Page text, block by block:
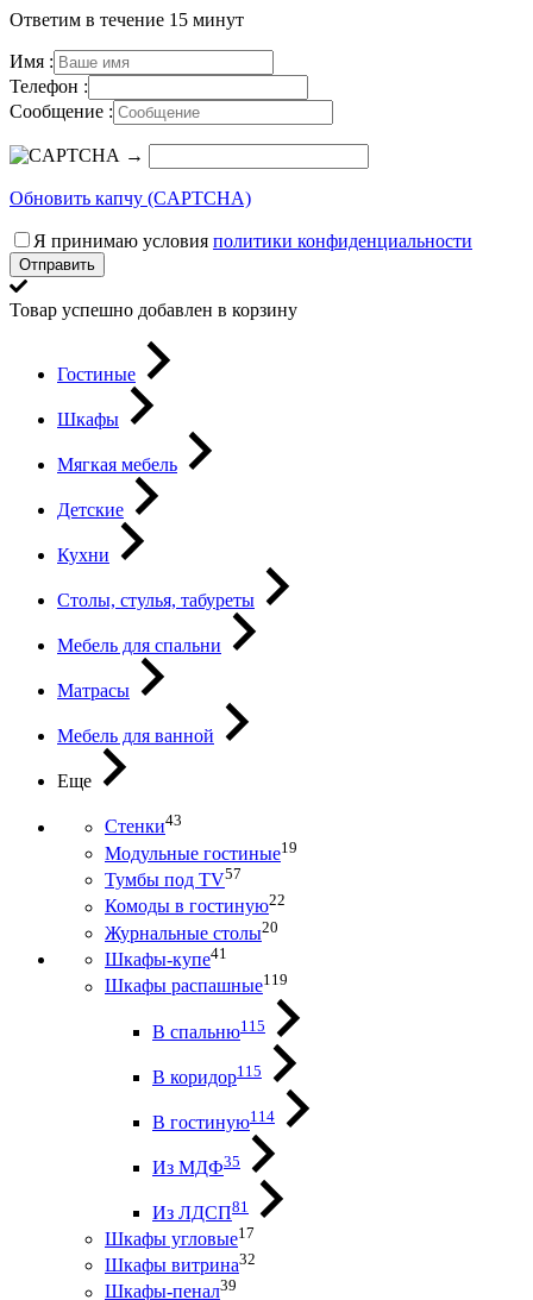
Ответим в течение 15 минут
Имя :
Телефон :
Сообщение :
→
Обновить капчу (CAPTCHA)
Я принимаю условия политики конфиденциальности
Отправить
Товар успешно добавлен в корзину
Гостиные
Шкафы
Мягкая мебель
Детские
Кухни
Столы, стулья, табуреты
Мебель для спальни
Матрасы
Мебель для ванной
Еще
Стенки43
Модульные гостиные19
Тумбы под ТV57
Комоды в гостиную22
Журнальные столы20
Шкафы-купе41
Шкафы распашные119
В спальню115
В коридор115
В гостиную114
Из МДФ35
Из ЛДСП81
Шкафы угловые17
Шкафы витрина32
Шкафы-пенал39